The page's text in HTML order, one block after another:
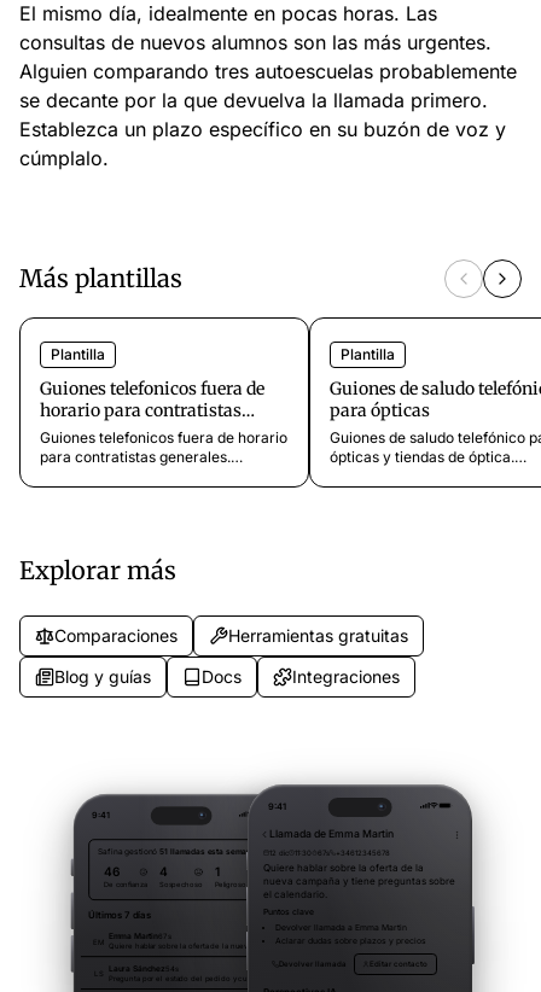
El mismo día, idealmente en pocas horas. Las
consultas de nuevos alumnos son las más urgentes.
Alguien comparando tres autoescuelas probablemente
se decante por la que devuelva la llamada primero.
Establezca un plazo específico en su buzón de voz y
cúmplalo.
Más plantillas
Plantilla
Guiones telefonicos fuera de
horario para contratistas
generales
Guiones telefonicos fuera de horario
para contratistas generales.
Plantilla
Guiones de saludo
para ópticas
Guiones de saludo telefónico
ópticas y tiendas de óptica.
Explorar más
Comparaciones
Herramientas gratuitas
Blog y guías
Docs Integraciones